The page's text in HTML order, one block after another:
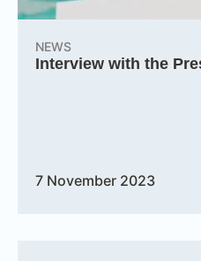
NEWS
Interview with the
7 November 2023